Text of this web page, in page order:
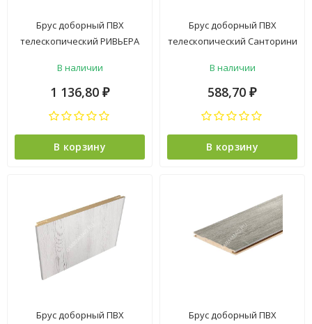
Брус доборный ПВХ
телескопический РИВЬЕРА
*5
В наличии
1 136,80 ₽
В корзину
Брус доборный ПВХ
телескопический Санторини
WOOD *5
В наличии
588,70 ₽
В корзину
Брус доборный ПВХ
Брус доборный ПВХ